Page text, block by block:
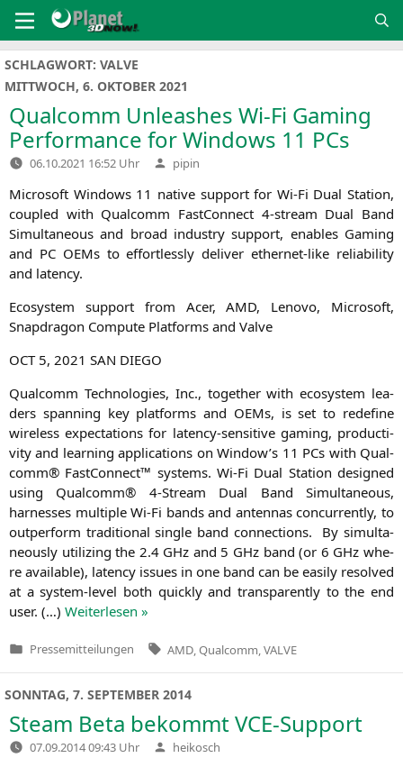
Inhalt
springen
SCHLAGWORT: VALVE
MITTWOCH, 6. OKTOBER 2021
Qualcomm Unleashes Wi-Fi Gaming
Performance for Windows 11 PCs
06.10.2021 16:52 Uhr Verfasst
von
pipin
Micro­soft Win­dows 11 nati­ve sup­port for Wi-Fi Dual Sta­ti­on,
cou­pled with Qual­comm Fast­Con­nect 4‑stream Dual Band
Simul­ta­neous and broad indus­try sup­port, enables Gam­ing
and PCOEMs to effort­less­ly deli­ver ether­net-like relia­bi­li­ty
and latency.
Eco­sys­tem sup­port from Acer,AMD, Leno­vo, Micro­soft,
Snapd­ra­gon Com­pu­te Plat­forms and Valve
OCT5, 2021 SAN DIEGO
Qual­comm Tech­no­lo­gies, Inc., tog­e­ther with eco­sys­tem lea­
ders span­ning key plat­forms and OEMs, is set to rede­fi­ne
wire­less expec­ta­ti­ons for laten­cy-sen­si­ti­ve gam­ing, pro­duc­ti­
vi­ty and lear­ning appli­ca­ti­ons on Window’s 11 PCs with Qual­
comm® Fast­Con­nect™ sys­tems. Wi-Fi Dual Sta­ti­on desi­gned
using Qual­comm® 4‑Stream Dual Band Simul­ta­neous,
harnes­ses mul­ti­ple Wi-Fi bands and anten­nas con­curr­ent­ly, to
out­per­form tra­di­tio­nal sin­gle band con­nec­tions. By simul­ta­
neous­ly uti­li­zing the 2.4 GHz and 5 GHz band (or 6 GHz whe­
re available), laten­cy issues in one band can be easi­ly resol­ved
at a sys­tem-level both quick­ly and trans­par­ent­ly to the end
user. (…) Wei­ter­le­sen »
Veröffentlicht
Pressemitteilungen Tags:
AMD Qualcomm VALVE
SONNTAG, 7. SEPTEMBER 2014
Steam Beta bekommt VCE-Support
07.09.2014 09:43 Uhr Verfasst
von
heikosch